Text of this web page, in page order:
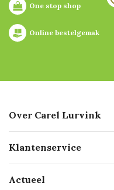
One stop shop
Online bestelgemak
Over Carel Lurvink
Geschiedenis
Missie
Klantenservice
Bezorgen
Actueel